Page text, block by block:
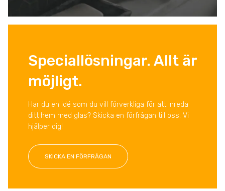
Speciallösningar. Allt är
möjligt.
Har du en idé som du vill förverkliga för att inreda
ditt hem med glas? Skicka en förfrågan till oss. Vi
hjälper dig!
SKICKA EN FÖRFRÅGAN